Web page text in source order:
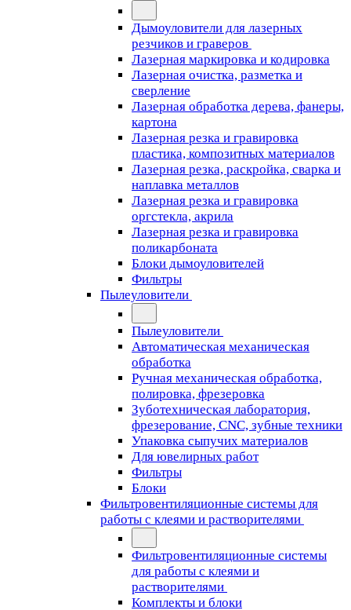
Дымоуловители для лазерных
резчиков и граверов
Лазерная маркировка и кодировка
Лазерная очистка, разметка и
сверление
Лазерная обработка дерева, фанеры,
картона
Лазерная резка и гравировка
пластика, композитных материалов
Лазерная резка, раскройка, сварка и
наплавка металлов
Лазерная резка и гравировка
оргстекла, акрила
Лазерная резка и гравировка
поликарбоната
Блоки дымоуловителей
Фильтры
Пылеуловители
Пылеуловители
Автоматическая механическая
обработка
Ручная механическая обработка,
полировка, фрезеровка
Зуботехническая лаборатория,
фрезерование, CNC, зубные техники
Упаковка сыпучих материалов
Для ювелирных работ
Фильтры
Блоки
Фильтровентиляционные системы для
работы с клеями и растворителями
Фильтровентиляционные системы
для работы с клеями и
растворителями
Комплекты и блоки